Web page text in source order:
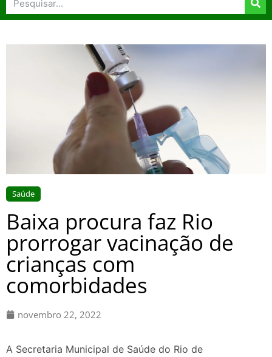
Saúde
Baixa procura faz Rio
prorrogar vacinação de
crianças com
comorbidades
novembro 22, 2022
A Secretaria Municipal de Saúde do Rio de